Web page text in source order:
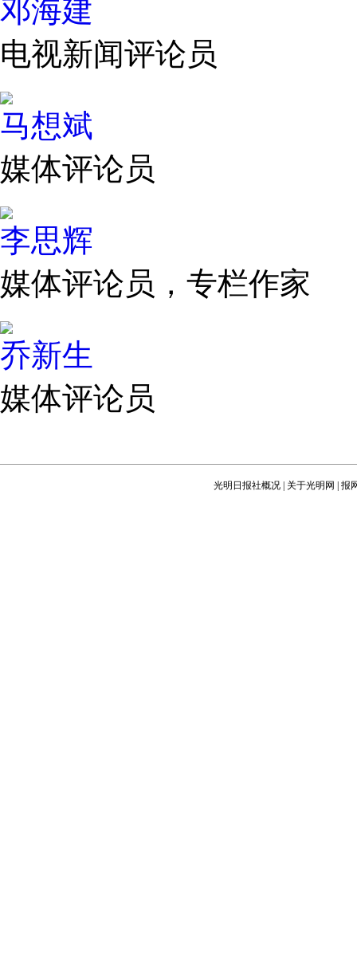
邓海建
电视新闻评论员
马想斌
媒体评论员
李思辉
媒体评论员，专栏作家
乔新生
媒体评论员
光明日报社概况 关于光明网 报